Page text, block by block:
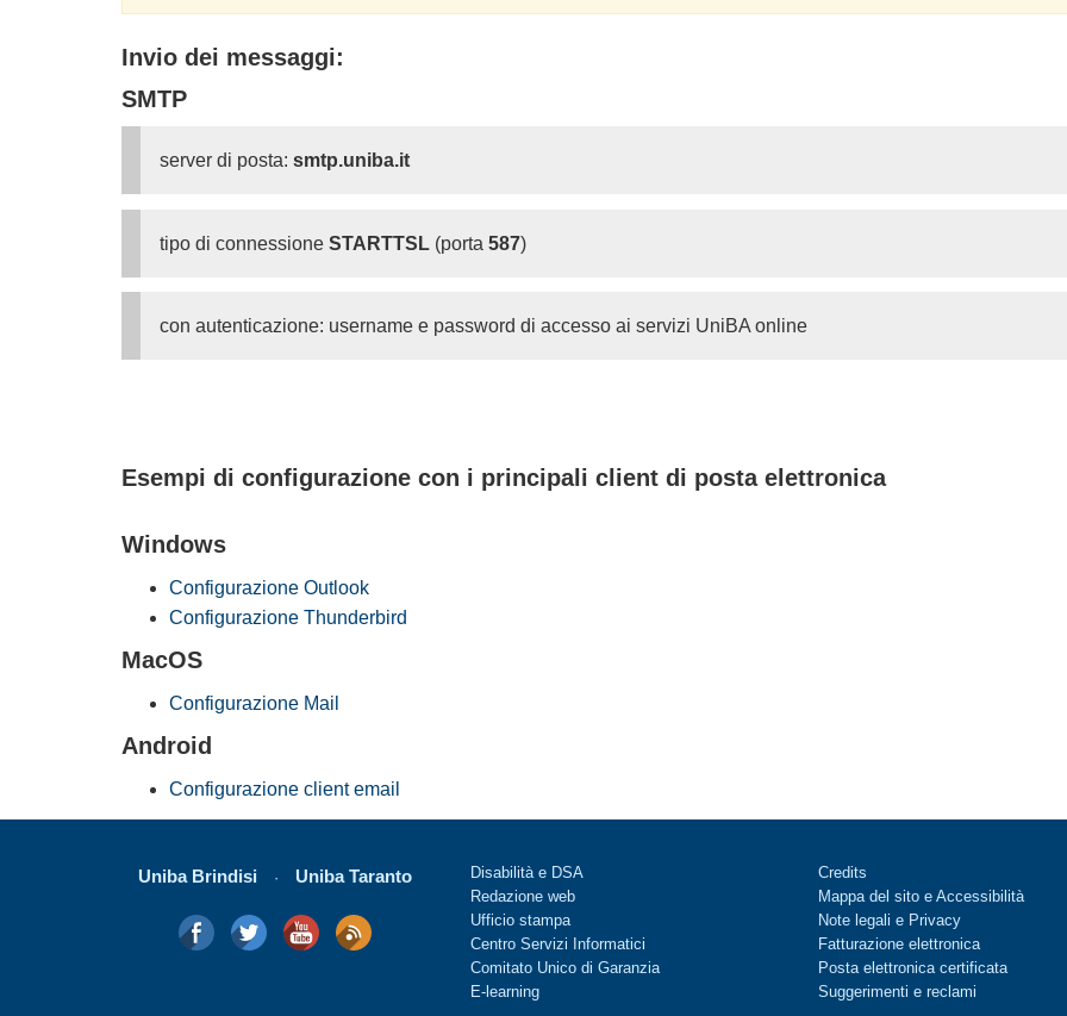
Invio dei messaggi:
SMTP
server di posta: smtp.uniba.it
tipo di connessione STARTTSL (porta 587)
con autenticazione: username e password di accesso ai servizi UniBA online
Esempi di configurazione con i principali client di posta elettronica
Windows
Configurazione Outlook
Configurazione Thunderbird
MacOS
Configurazione Mail
Android
Configurazione client email
Uniba Brindisi · Uniba Taranto
Disabilità e DSA
Redazione web
Ufficio stampa
Centro Servizi Informatici
Comitato Unico di Garanzia
E-learning
Credits
Mappa del sito e Accessibilità
Note legali e Privacy
Fatturazione elettronica
Posta elettronica certificata
Suggerimenti e reclami